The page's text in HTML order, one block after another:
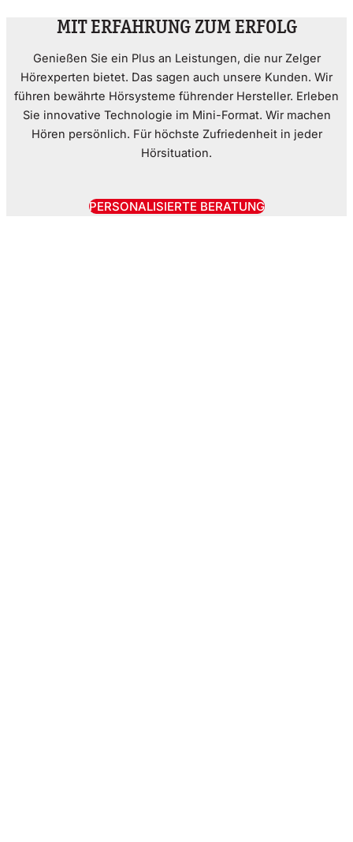
MIT ERFAHRUNG ZUM ERFOLG
Genießen Sie ein Plus an Leistungen, die nur Zelger
Hörexperten bietet. Das sagen auch unsere Kunden. Wir
führen bewährte Hörsysteme führender Hersteller. Erleben
Sie innovative Technologie im Mini-Format. Wir machen
Hören persönlich. Für höchste Zufriedenheit in jeder
Hörsituation.
PERSONALISIERTE BERATUNG